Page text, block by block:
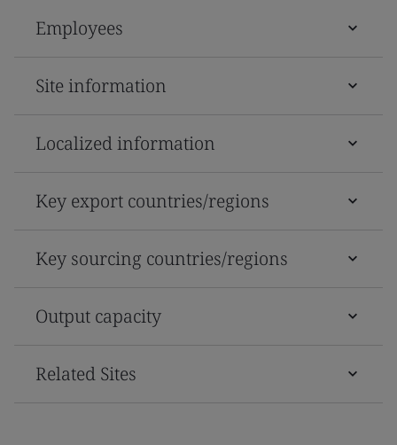
Employees
Site information
Localized information
Key export countries/regions
Key sourcing countries/regions
Output capacity
Related Sites